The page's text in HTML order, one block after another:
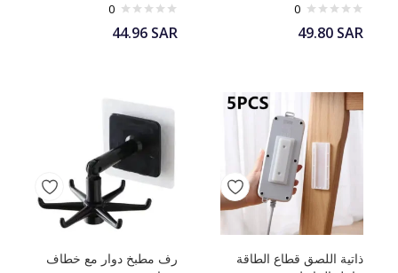
0
49.80 SAR
0
44.96 SAR
ذاتية اللصق قطاع الطاقة
رف مطبخ دوار مع خطاف